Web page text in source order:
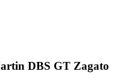
DBS GT Zagato